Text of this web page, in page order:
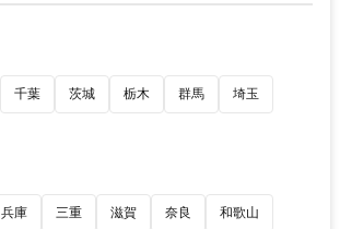
千葉 茨城 栃木 群馬 埼玉
兵庫 三重 滋賀 奈良 和歌山